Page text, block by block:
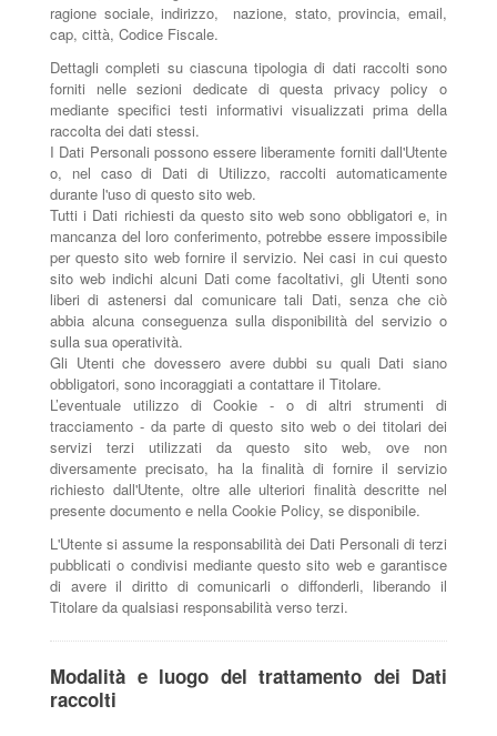
ragione sociale, indirizzo, nazione, stato, provincia, email,
cap, città, Codice Fiscale.
Dettagli completi su ciascuna tipologia di dati raccolti sono
forniti nelle sezioni dedicate di questa privacy policy o
mediante specifici testi informativi visualizzati prima della
raccolta dei dati stessi.
I Dati Personali possono essere liberamente forniti dall'Utente
o, nel caso di Dati di Utilizzo, raccolti automaticamente
durante l'uso di questo sito web.
Tutti i Dati richiesti da questo sito web sono obbligatori e, in
mancanza del loro conferimento, potrebbe essere impossibile
per questo sito web fornire il servizio. Nei casi in cui questo
sito web indichi alcuni Dati come facoltativi, gli Utenti sono
liberi di astenersi dal comunicare tali Dati, senza che ciò
abbia alcuna conseguenza sulla disponibilità del servizio o
sulla sua operatività.
Gli Utenti che dovessero avere dubbi su quali Dati siano
obbligatori, sono incoraggiati a contattare il Titolare.
L’eventuale utilizzo di Cookie - o di altri strumenti di
tracciamento - da parte di questo sito web o dei titolari dei
servizi terzi utilizzati da questo sito web, ove non
diversamente precisato, ha la finalità di fornire il servizio
richiesto dall'Utente, oltre alle ulteriori finalità descritte nel
presente documento e nella Cookie Policy, se disponibile.
L'Utente si assume la responsabilità dei Dati Personali di terzi
pubblicati o condivisi mediante questo sito web e garantisce
di avere il diritto di comunicarli o diffonderli, liberando il
Titolare da qualsiasi responsabilità verso terzi.
Modalità e luogo del trattamento dei Dati
raccolti